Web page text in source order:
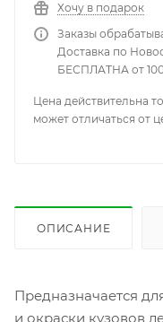
Хочу в подарок
Заказы
Доставка по
БЕСПЛАТНА от
Цена действительна
может отличаться от
ОПИСАНИЕ
Предназначается
и окраски кузовов